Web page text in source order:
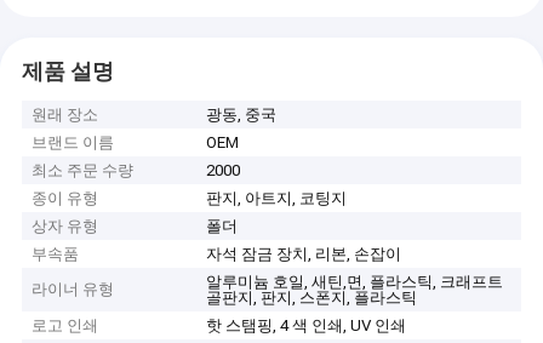
제품 설명
원래 장소
광동, 중국
브랜드 이름
OEM
최소 주문 수량
2000
종이 유형
판지, 아트지, 코팅지
상자 유형
폴더
부속품
자석 잠금 장치, 리본, 손잡이
라이너 유형
알루미늄 호일, 새틴,면, 플라스틱, 크래프트
골판지, 판지, 스폰지, 플라스틱
로고 인쇄
핫 스탬핑, 4 색 인쇄, UV 인쇄